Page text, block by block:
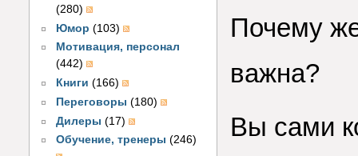
(280)
Юмор (103)
Мотивация, персонал
(442)
Книги (166)
Переговоры (180)
Дилеры (17)
Обучение, тренеры (246)
Почему
важна?
Вы сами